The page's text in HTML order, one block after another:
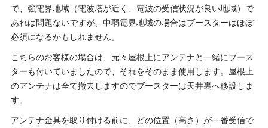
で、強電界地域（電波塔が近く、電波の受信状況が良い地域）で
あれば問題ないですが、中弱電界地域の場合はブースターはほぼ
必須になるかもしれません。
こちらのお客様の場合は、元々屋根上にアンテナと一緒にブース
ターも付いていましたので、それをそのまま使用します。屋根上
のアンテナは全て撤去しますのでブースターは天井裏へ移設しま
す。
アンテナ金具を取り付ける前に、どの位置（高さ）が一番受信で